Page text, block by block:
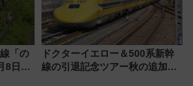
「の
8日午
ドクターイエロー＆500系新幹
線の引退記念ツアー秋の追加企